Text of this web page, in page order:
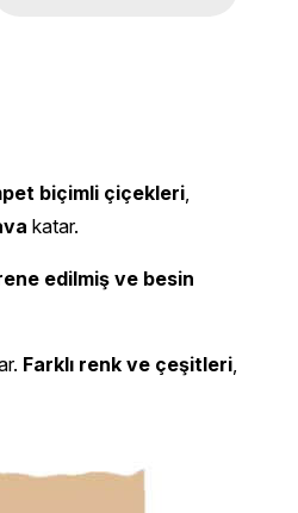
biçimli çiçekleri
katar.
edilmiş ve besin
Farklı renk ve çeşitleri